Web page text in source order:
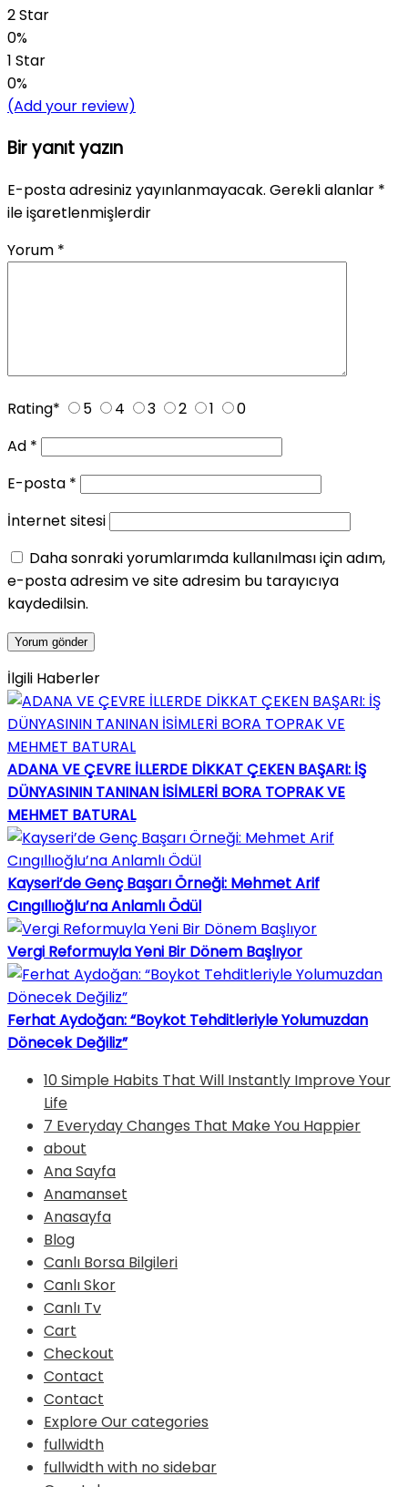
2 Star
0%
1 Star
0%
(Add your review)
Bir yanıt yazın
E-posta adresiniz yayınlanmayacak. Gerekli alanlar *
ile işaretlenmişlerdir
Yorum *
Rating* 5 4 3 2 1
0
Ad *
E-posta *
İnternet sitesi
Daha sonraki yorumlarımda kullanılması için adım,
e-posta adresim ve site adresim bu tarayıcıya
kaydedilsin.
İlgili Haberler
ADANA VE ÇEVRE İLLERDE DİKKAT ÇEKEN BAŞARI: İŞ
DÜNYASININ TANINAN İSİMLERİ BORA TOPRAK VE
MEHMET BATURAL
Kayseri’de Genç Başarı Örneği: Mehmet Arif
Cıngıllıoğlu’na Anlamlı Ödül
Vergi Reformuyla Yeni Bir Dönem Başlıyor
Ferhat Aydoğan: “Boykot Tehditleriyle Yolumuzdan
Dönecek Değiliz”
10 Simple Habits That Will Instantly Improve Your
Life
7 Everyday Changes That Make You Happier
about
Ana Sayfa
Anamanset
Anasayfa
Blog
Canlı Borsa Bilgileri
Canlı Skor
Canlı Tv
Cart
Checkout
Contact
Contact
Explore Our categories
fullwidth
fullwidth with no sidebar